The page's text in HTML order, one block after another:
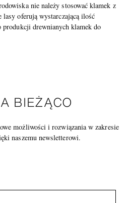
nie należy stosować klamek z
oferują wystarczającą ilość
drewnianych klamek do
BIEŻĄCO
możliwości i rozwiązania w zakresie
naszemu newsletterowi.